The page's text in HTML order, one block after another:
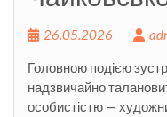
26.05.2026
Головною подією
надзвичайно
особистістю —